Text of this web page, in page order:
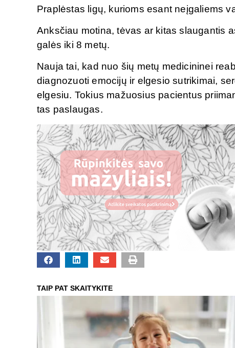
Praplėstas ligų, kurioms esant neįgaliems
Anksčiau motina, tėvas ar kitas slaugantis
galės iki 8 metų.
Nauja tai, kad nuo šių metų medicininei
diagnozuoti emocijų ir elgesio sutrikimai,
elgesiu. Tokius mažuosius pacientus
tas paslaugas.
TAIP PAT SKAITYKITE